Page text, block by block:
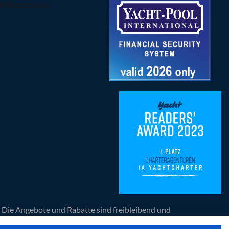
Angebote und Rabatte sind freibleibend und